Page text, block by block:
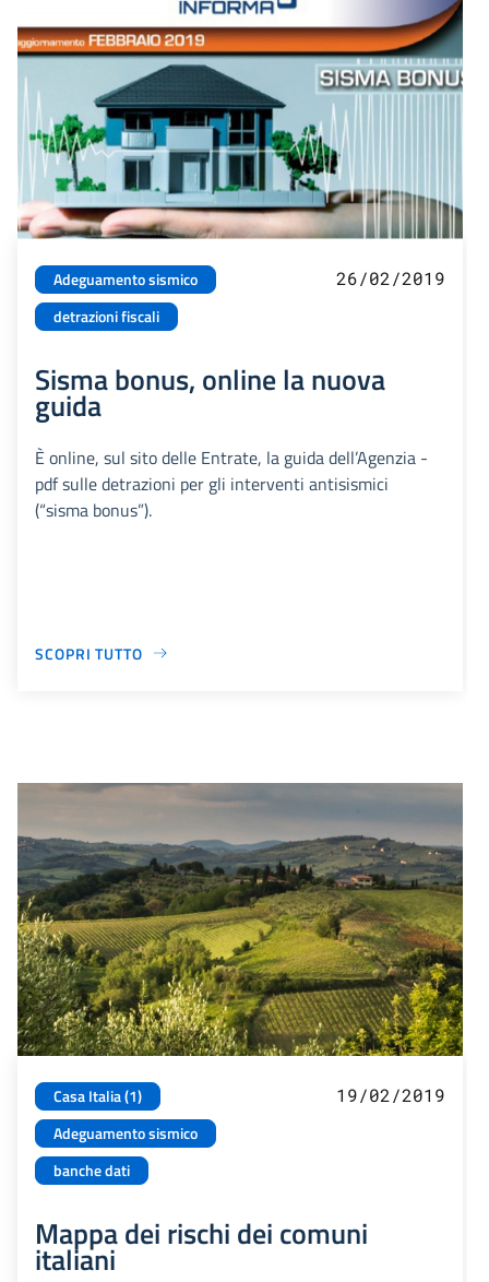
Adeguamento sismico
detrazioni fiscali
26/02/2019
Sisma bonus, online la nuova
guida
È online, sul sito delle Entrate, la guida dell’Agenzia -
pdf sulle detrazioni per gli interventi antisismici
(“sisma bonus”).
SCOPRI TUTTO
Casa Italia (1)
Adeguamento sismico
banche dati
19/02/2019
Mappa dei rischi dei comuni
italiani